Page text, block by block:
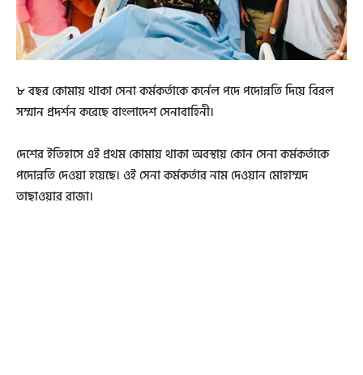
৮ বছর কোমায় থাকা সেনা কর্মকর্তাকে কর্নেল পদে পদোন্নতি দিয়ে বিরল
সম্মান প্রদর্শন করেছে বাংলাদেশ সেনাবাহিনী।
দেশের ইতিহাসে এই প্রথম কোমায় থাকা অবস্থায় কোন সেনা কর্মকর্তাকে
পদোন্নতি দেওয়া হয়েছে। ওই সেনা কর্মকর্তার নাম দেওয়ান মোহাম্মদ
তাছাওয়ার রাজা।